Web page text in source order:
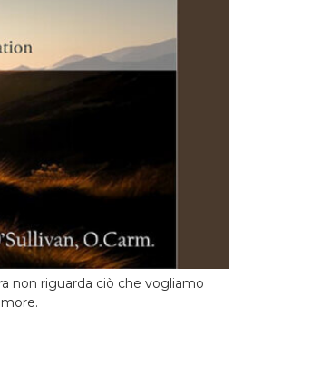
non riguarda ciò che vogliamo